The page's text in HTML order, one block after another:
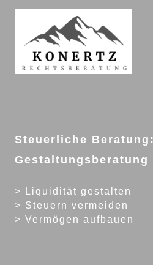
Steuerliche Beratung:
Gestaltungsberatung
> Liquidität gestalten
> Steuern vermeiden
> Vermögen aufbauen